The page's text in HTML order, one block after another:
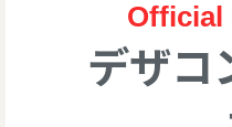
Official
デザコ